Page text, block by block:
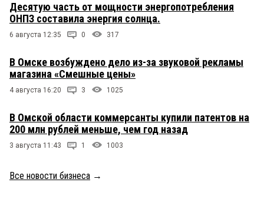
Десятую часть от мощности энергопотребления
ОНПЗ составила энергия солнца.
6 августа 12:35 0 317
В Омске возбуждено дело из-за звуковой рекламы
магазина «Смешные цены»
4 августа 16:20 3 1025
В Омской области коммерсанты купили патентов на
200 млн рублей меньше, чем год назад
3 августа 11:43 1 1003
Все новости бизнеса →